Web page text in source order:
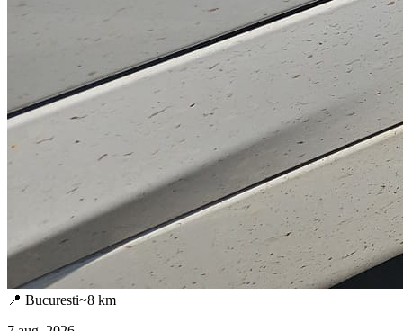
📍 Bucuresti~8 km